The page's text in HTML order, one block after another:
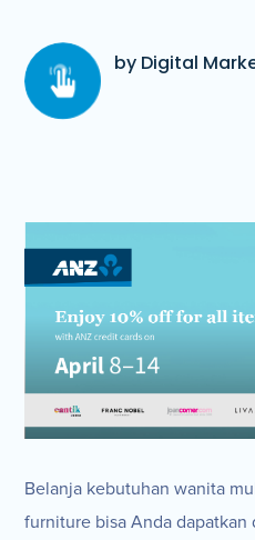
by Digital
Belanja kebutuhan wanita
furniture bisa Anda dapatkan